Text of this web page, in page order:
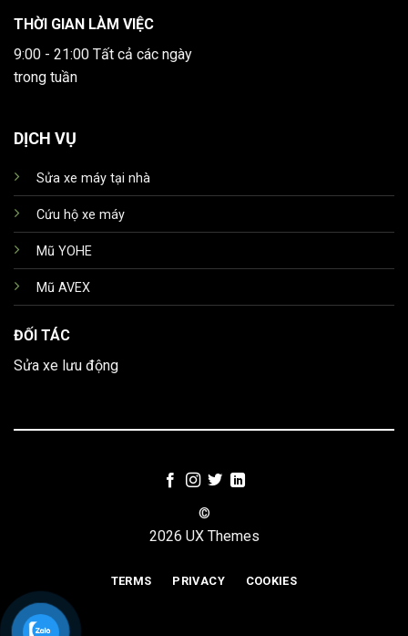
THỜI GIAN LÀM VIỆC
9:00 - 21:00 Tất cả các ngày
trong tuần
DỊCH VỤ
Sửa xe máy tại nhà
Cứu hộ xe máy
Mũ YOHE
Mũ AVEX
ĐỐI TÁC
Sửa xe lưu động
©
2026 UX Themes
TERMS PRIVACY COOKIES